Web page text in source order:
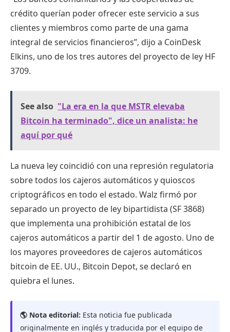
crédito querían poder ofrecer este servicio a sus
clientes y miembros como parte de una gama
integral de servicios financieros”, dijo a CoinDesk
Elkins, uno de los tres autores del proyecto de ley HF
3709.
See also "La era en la que MSTR elevaba
Bitcoin ha terminado", dice un analista: he
aquí por qué
La nueva ley coincidió con una represión regulatoria
sobre todos los cajeros automáticos y quioscos
criptográficos en todo el estado. Walz firmó por
separado un proyecto de ley bipartidista (SF 3868)
que implementa una prohibición estatal de los
cajeros automáticos a partir del 1 de agosto. Uno de
los mayores proveedores de cajeros automáticos
bitcoin de EE. UU., Bitcoin Depot, se declaró en
quiebra el lunes.
🌎 Nota editorial: Esta noticia fue publicada
originalmente en inglés y traducida por el equipo de